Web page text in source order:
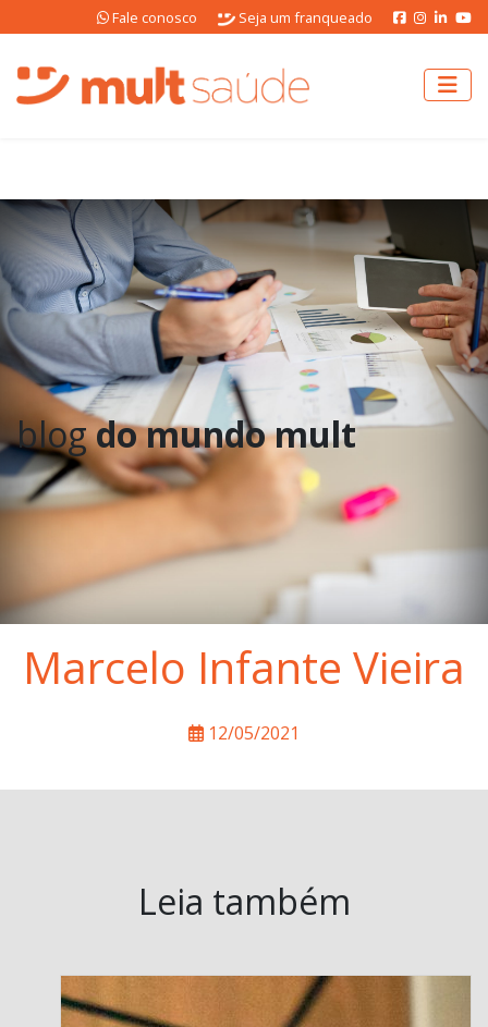
Fale conosco Seja um franqueado
blogdo mundo mult
Marcelo Infante Vieira
12/05/2021
Leia também